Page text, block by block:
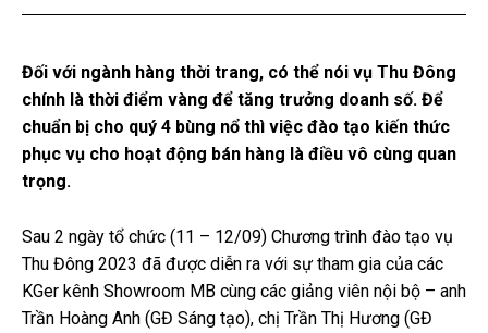
Đối với ngành hàng thời trang, có thể nói vụ Thu Đông
chính là thời điểm vàng để tăng trưởng doanh số. Để
chuẩn bị cho quý 4 bùng nổ thì việc đào tạo kiến thức
phục vụ cho hoạt động bán hàng là điều vô cùng quan
trọng.
Sau 2 ngày tổ chức (11 – 12/09) Chương trình đào tạo vụ
Thu Đông 2023 đã được diễn ra với sự tham gia của các
KGer kênh Showroom MB cùng các giảng viên nội bộ – anh
Trần Hoàng Anh (GĐ Sáng tạo), chị Trần Thị Hương (GĐ